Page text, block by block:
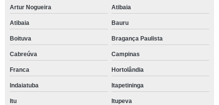
Artur Nogueira Atibaia
Atibaia Bauru
Boituva Bragança Paulista
Cabreúva Campinas
Franca Hortolândia
Indaiatuba Itapetininga
Itu Itupeva